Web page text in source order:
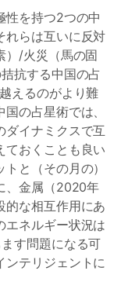
性を持つ2つの中
れらは互いに反対
）/火災（馬の固
抗する中国の占
えるのがより難
の占星術では、
ダイナミクスで互
ておくことも良い
と（その月の）
、金属（2020年
的な相互作用にあ
エネルギー状況は
す問題になる可
ンテリジェントに